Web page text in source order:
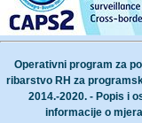
Operativni program za
ribarstvo RH za
2014.-2020. - Popis i
informacije o